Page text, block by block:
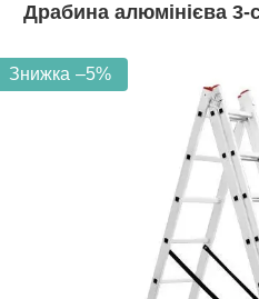
Драбина алюмінієва 3-
–5%